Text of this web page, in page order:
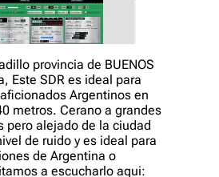
provincia de BUENOS
Este SDR es ideal para
Argentinos en
metros. Cerano a grandes
pero alejado de la ciudad
de ruido y es ideal para
de Argentina o
a escucharlo aqui: